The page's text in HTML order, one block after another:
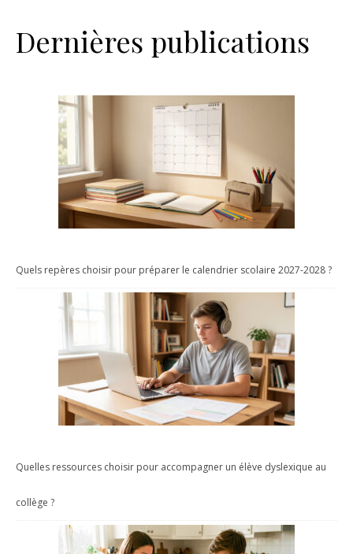
Dernières publications
Quels repères choisir pour préparer le calendrier scolaire 2027-2028 ?
Quelles ressources choisir pour accompagner un élève dyslexique au
collège ?